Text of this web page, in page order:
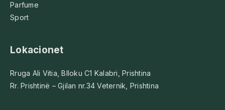
Parfume
Sport
Lokacionet
Rruga Ali Vitia, Blloku C1 Kalabri, Prishtina
Rr. Prishtinë – Gjilan nr.34 Veternik, Prishtina